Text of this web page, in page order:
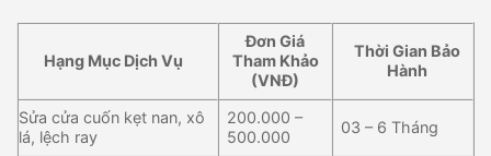
Hạng Mục Dịch Vụ
Đơn Giá
Tham Khảo
(VNĐ)
Thời Gian Bảo
Hành
Sửa cửa cuốn kẹt nan, xô
lá, lệch ray
200.000 –
500.000
03 – 6 Tháng